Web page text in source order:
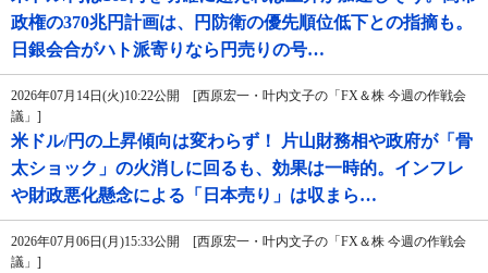
政権の370兆円計画は、円防衛の優先順位低下との指摘も。
日銀会合がハト派寄りなら円売りの号…
2026年07月14日(火)10:22公開 [西原宏一・叶内文子の「FX＆株 今週の作戦会
議」]
米ドル/円の上昇傾向は変わらず！ 片山財務相や政府が「骨
太ショック」の火消しに回るも、効果は一時的。インフレ
や財政悪化懸念による「日本売り」は収まら…
2026年07月06日(月)15:33公開 [西原宏一・叶内文子の「FX＆株 今週の作戦会
議」]